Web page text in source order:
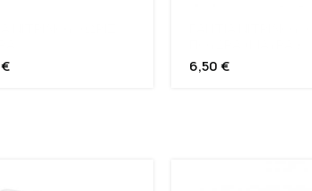
€
6,50€